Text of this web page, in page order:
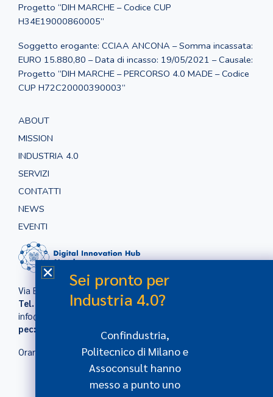
Progetto “DIH MARCHE – Codice CUP
H34E19000860005”
Soggetto erogante: CCIAA ANCONA – Somma incassata:
EURO 15.880,80 – Data di incasso: 19/05/2021 – Causale:
Progetto “DIH MARCHE – PERCORSO 4.0 MADE – Codice
CUP H72C20000390003”
ABOUT
MISSION
INDUSTRIA 4.0
SERVIZI
CONTATTI
NEWS
EVENTI
Via Bianchi snc, 60131 Ancona (AN)
Tel. 071.2855111 –Fax071.2855120
info@dihmarche.it
pec:
DIHMarche@legalmail.it
Orari: 8.30 – 12.30 / 14.30 – 18.00
Sei pronto per
Industria 4.0?
Confindustria,
Politecnico di Milano e
Assoconsult hanno
messo a punto uno